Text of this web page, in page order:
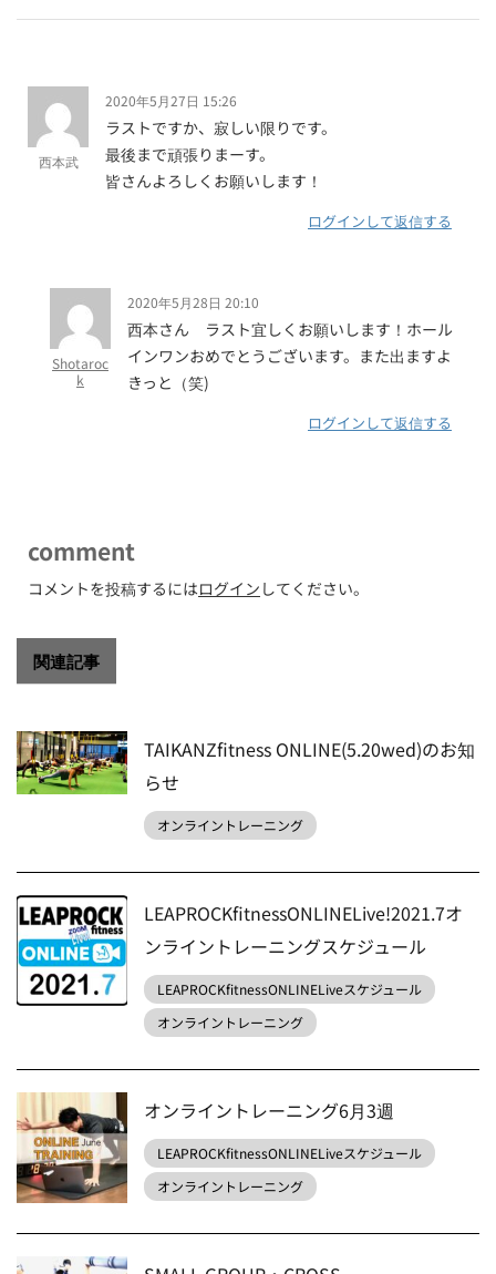
西本武
2020年5月27日 15:26
ラストですか、寂しい限りです。
最後まで頑張りまーす。
皆さんよろしくお願いします！
ログインして返信する
Shotaroc
k
2020年5月28日 20:10
西本さん ラスト宜しくお願いします！ホール
インワンおめでとうございます。また出ますよ
きっと（笑)
ログインして返信する
comment
コメントを投稿するにはログイン してください。
関連記事
TAIKANZfitness ONLINE(5.20wed)のお知
らせ
オンライントレーニング
LEAPROCKfitnessONLINELive!2021.7オ
ンライントレーニングスケジュール
LEAPROCKfitnessONLINELiveスケジュール
オンライントレーニング
オンライントレーニング6月3週
LEAPROCKfitnessONLINELiveスケジュール
オンライントレーニング